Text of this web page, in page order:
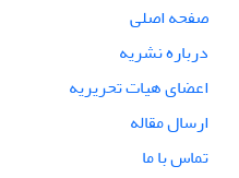
صفحه اصلی
درباره نشریه
اعضای هیات تحریریه
ارسال مقاله
تماس با ما